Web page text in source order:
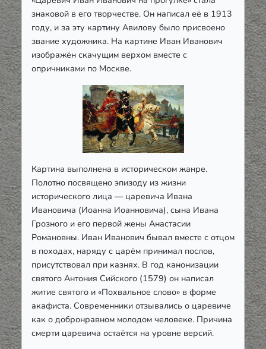
знаковой в его творчестве. Он написал её в 1913
году, и за эту картину Авилову было присвоено
звание художника. На картине Иван Иванович
изображён скачущим верхом вместе с
опричниками по Москве.
Картина выполнена в историческом жанре.
Полотно посвящено эпизоду из жизни
исторического лица — царевича Ивана
Ивановича (Иоанна Иоанновича), сына Ивана
Грозного и его первой жены Анастасии
Романовны. Иван Иванович бывал вместе с отцом
в походах, наряду с царём принимал послов,
присутствовал при казнях. В год канонизации
святого Антония Сийского (1579) он написал
житие святого и «Похвальное слово» в форме
акафиста. Современники отзывались о царевиче
как о добронравном молодом человеке. Причина
смерти царевича остаётся на уровне версий.